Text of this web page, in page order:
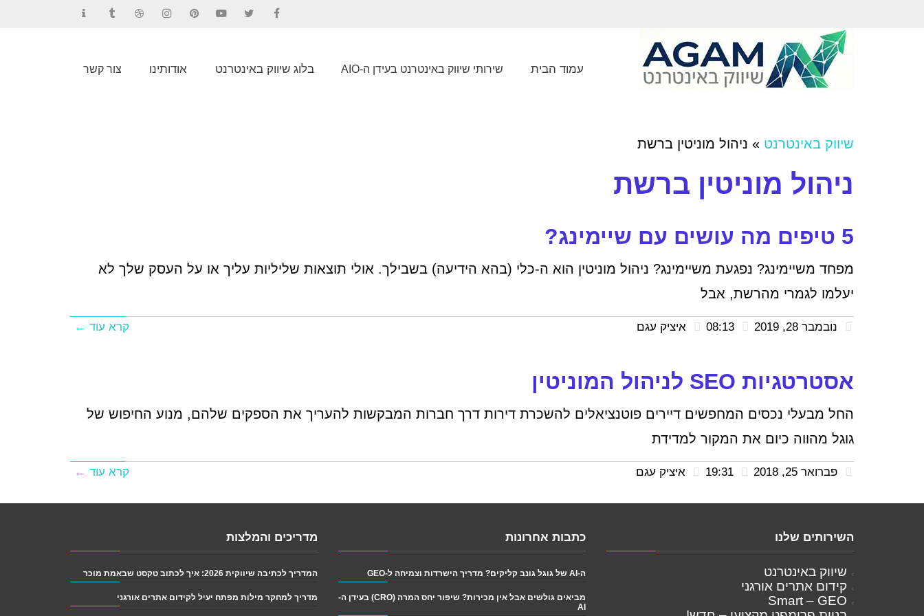
עמוד הבית שירותי שיווק באינטרנט בעידן ה-AIO בלוג שיווק באינטרנט אודותינו צור קשר
שיווק באינטרנט » ניהול מוניטין ברשת
ניהול מוניטין ברשת
5 טיפים מה עושים עם שיימינג?
מפחד משיימינג? נפגעת משיימינג? ניהול מוניטין הוא ה-כלי (בהא הידיעה) בשבילך. אולי תוצאות שליליות עליך או על העסק שלך לא
יעלמו לגמרי מהרשת, אבל
נובמבר 28, 2019 איציק עגם קרא עוד ←
אסטרטגיות SEO לניהול המוניטין
החל מבעלי נכסים המחפשים דיירים פוטנציאלים להשכרת דירות דרך חברות המבקשות להעריך את הספקים שלהם, מנוע החיפוש של
גוגל מהווה כיום את המקור למדידת
פברואר 25, 2018 איציק עגם קרא עוד ←
השירותים שלנו
שיווק באינטרנט
קידום אתרים אורגני
Smart – GEO
כתבות אחרונות
ה-AI של גוגל גונב קליקים? מדריך הישרדות וצמיחה ל-GEO
מביאים גולשים אבל אין מכירות? שיפור יחס המרה (CRO) בעידן ה-
AI
מדריכים והמלצות
המדריך לכתיבה שיווקית 2026: איך לכתוב טקסט שבאמת מוכר
מדריך למחקר מילות מפתח יעיל לקידום אתרים אורגני